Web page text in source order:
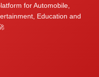
for Automobile,
Education and